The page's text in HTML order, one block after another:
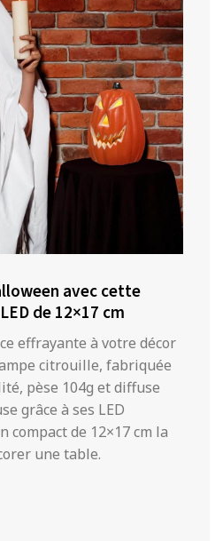
avec cette
de 12×17 cm
effrayante à votre décor
citrouille, fabriquée
pèse 104g et diffuse
grâce à ses LED
compact de 12×17 cm la
une table.